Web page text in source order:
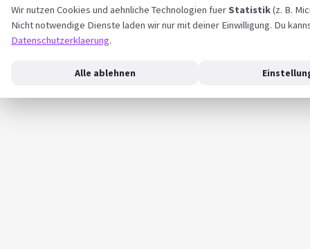
Wir nutzen Cookies und aehnliche Technologien fuerStatistik(z. B.
Nicht notwendige Dienste laden wir nur mit deiner Einwilligung. Du
Datenschutzerklaerung.
Alle ablehnen